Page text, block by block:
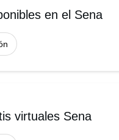
en el Sena
virtuales Sena